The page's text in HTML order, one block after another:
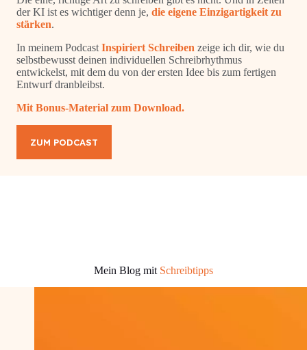
der KI ist es wichtiger denn je, die eigene Einzigartigkeit zu
stärken.
In meinem Podcast Inspiriert Schreiben zeige ich dir, wie du
selbstbewusst deinen individuellen Schreibrhythmus
entwickelst, mit dem du von der ersten Idee bis zum fertigen
Entwurf dranbleibst.
Mit Bonus-Material zum Download.
ZUM PODCAST
Mein Blog mit Schreibtipps